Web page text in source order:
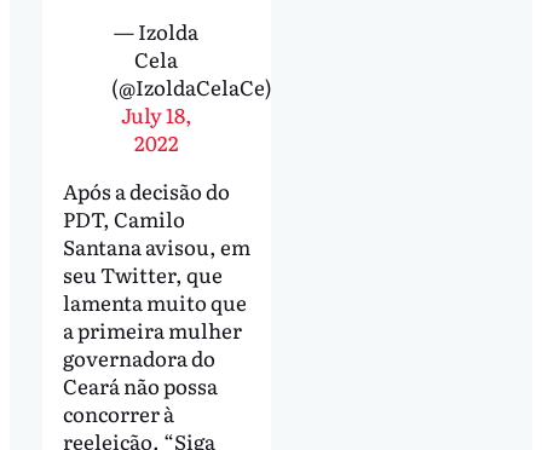
— Izolda
Cela
(@IzoldaCelaCe)
July 18,
2022
Após a decisão do
PDT, Camilo
Santana avisou, em
seu Twitter, que
lamenta muito que
a primeira mulher
governadora do
Ceará não possa
concorrer à
reeleição. “Siga